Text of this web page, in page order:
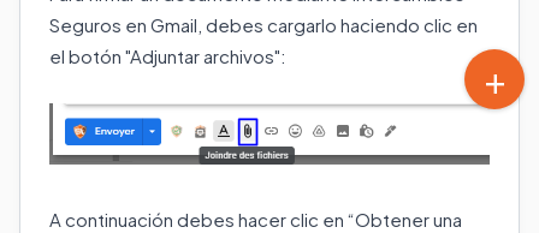
Seguros en Gmail, debes cargarlo haciendo clic en
el botón "Adjuntar archivos":
A continuación debes hacer clic en “Obtener una